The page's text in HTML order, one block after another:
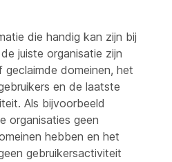
die handig kan zijn bij
juiste organisatie zijn
geclaimde domeinen, het
en de laatste
Als bijvoorbeeld
organisaties geen
hebben en het
gebruikersactiviteit